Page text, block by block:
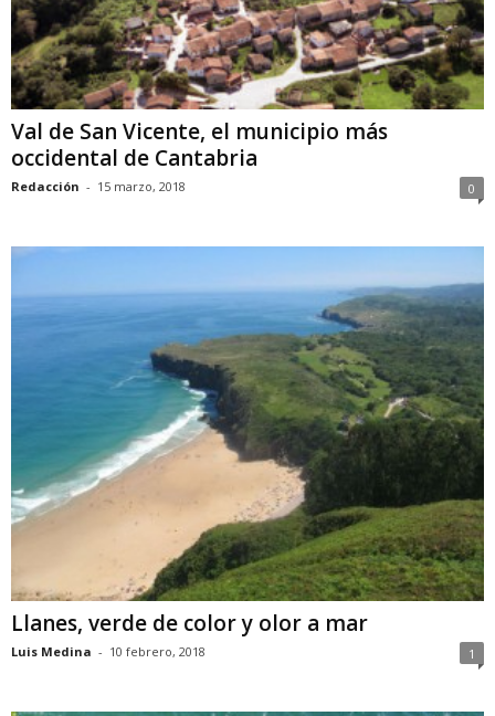
Val de San Vicente, el municipio más
occidental de Cantabria
Redacción - 15 marzo, 2018 0
Llanes, verde de color y olor a mar
Luis Medina - 10 febrero, 2018 1